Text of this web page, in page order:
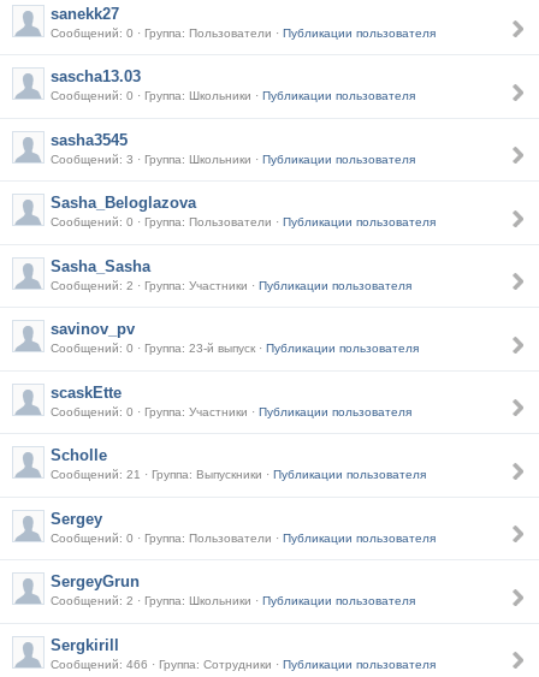
sanekk27
Сообщений: 0 · Группа: Пользователи · Публикации пользователя
sascha13.03
Сообщений: 0 · Группа: Школьники · Публикации пользователя
sasha3545
Сообщений: 3 · Группа: Школьники · Публикации пользователя
Sasha_Beloglazova
Сообщений: 0 · Группа: Пользователи · Публикации пользователя
Sasha_Sasha
Сообщений: 2 · Группа: Участники · Публикации пользователя
savinov_pv
Сообщений: 0 · Группа: 23-й выпуск · Публикации пользователя
scaskEtte
Сообщений: 0 · Группа: Участники · Публикации пользователя
Scholle
Сообщений: 21 · Группа: Выпускники · Публикации пользователя
Sergey
Сообщений: 0 · Группа: Пользователи · Публикации пользователя
SergeyGrun
Сообщений: 2 · Группа: Школьники · Публикации пользователя
Sergkirill
Сообщений: 466 · Группа: Сотрудники · Публикации пользователя